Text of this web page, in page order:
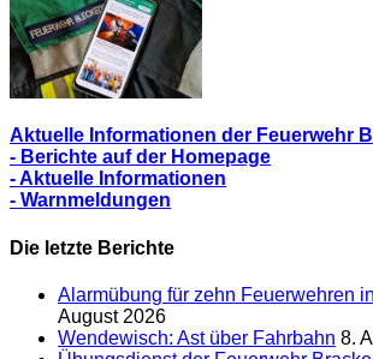
Aktuelle Informationen der Feuerwehr
- Berichte auf der Homepage
- Aktuelle Informationen
- Warnmeldungen
Die letzte Berichte
Alarmübung für zehn Feuerwehren
August 2026
Wendewisch: Ast über Fahrbahn 8.